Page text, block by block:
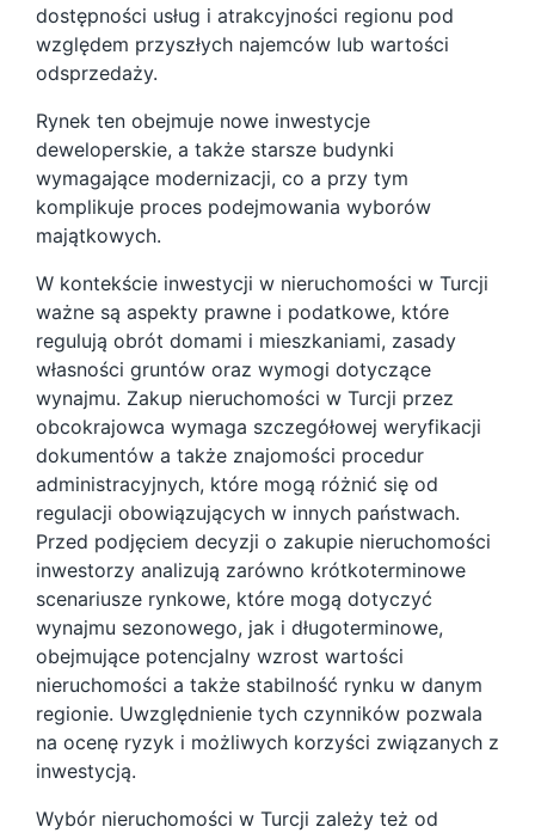
dostępności usług i atrakcyjności regionu pod
względem przyszłych najemców lub wartości
odsprzedaży.
Rynek ten obejmuje nowe inwestycje
deweloperskie, a także starsze budynki
wymagające modernizacji, co a przy tym
komplikuje proces podejmowania wyborów
majątkowych.
W kontekście inwestycji w nieruchomości w Turcji
ważne są aspekty prawne i podatkowe, które
regulują obrót domami i mieszkaniami, zasady
własności gruntów oraz wymogi dotyczące
wynajmu. Zakup nieruchomości w Turcji przez
obcokrajowca wymaga szczegółowej weryfikacji
dokumentów a także znajomości procedur
administracyjnych, które mogą różnić się od
regulacji obowiązujących w innych państwach.
Przed podjęciem decyzji o zakupie nieruchomości
inwestorzy analizują zarówno krótkoterminowe
scenariusze rynkowe, które mogą dotyczyć
wynajmu sezonowego, jak i długoterminowe,
obejmujące potencjalny wzrost wartości
nieruchomości a także stabilność rynku w danym
regionie. Uwzględnienie tych czynników pozwala
na ocenę ryzyk i możliwych korzyści związanych z
inwestycją.
Wybór nieruchomości w Turcji zależy też od